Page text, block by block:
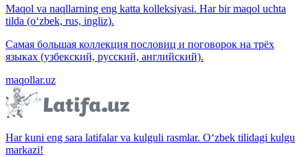
Maqol va naqllarning eng katta kolleksiyasi. Har bir maqol uchta
tilda (o‘zbek, rus, ingliz).
Самая большая коллекция пословиц и поговорок на трёх
языках (узбекский, русский, английский).
maqollar.uz
Har kuni eng sara latifalar va kulguli rasmlar. O‘zbek tilidagi kulgu
markazi!